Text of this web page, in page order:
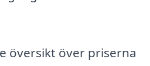
översikt över priserna